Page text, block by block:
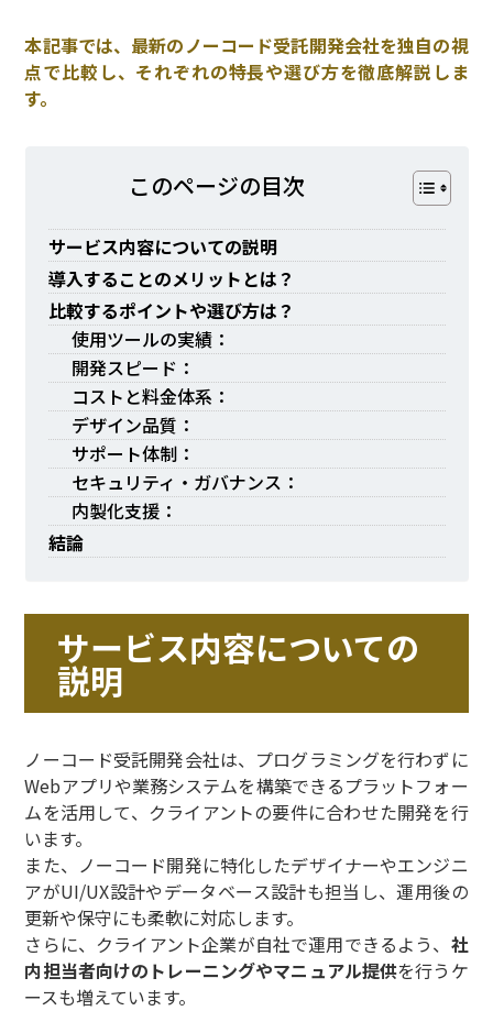
本記事では、最新のノーコード受託開発会社を独自の視
点で比較し、それぞれの特長や選び方を徹底解説しま
す。
このページの⽬次
サービス内容についての説明
導入することのメリットとは？
比較するポイントや選び方は？
使用ツールの実績：
開発スピード：
コストと料金体系：
デザイン品質：
サポート体制：
セキュリティ・ガバナンス：
内製化支援：
結論
サービス内容についての
説明
ノーコード受託開発会社は、プログラミングを行わずに
Webアプリや業務システムを構築できるプラットフォー
ムを活用して、クライアントの要件に合わせた開発を行
います。
また、ノーコード開発に特化したデザイナーやエンジニ
アがUI/UX設計やデータベース設計も担当し、運用後の
更新や保守にも柔軟に対応します。
さらに、クライアント企業が自社で運用できるよう、 社
内担当者向けのトレーニングやマニュアル提供を行うケ
ースも増えています。